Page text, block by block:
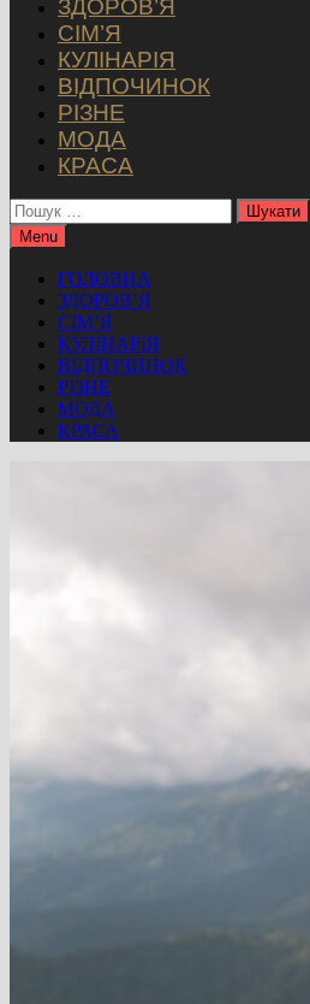
ЗДОРОВ’Я
СІМ’Я
КУЛІНАРІЯ
ВІДПОЧИНОК
РІЗНЕ
МОДА
КРАСА
Пошук:
Menu
ГОЛОВНА
ЗДОРОВ’Я
СІМ’Я
КУЛІНАРІЯ
ВІДПОЧИНОК
РІЗНЕ
МОДА
КРАСА